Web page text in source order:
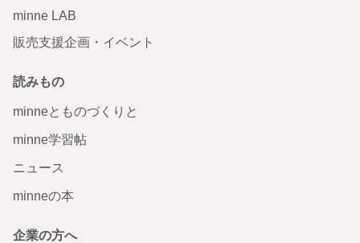
minne LAB
販売支援企画・イベント
読みもの
minneとものづくりと
minne学習帖
ニュース
minneの本
企業の方へ